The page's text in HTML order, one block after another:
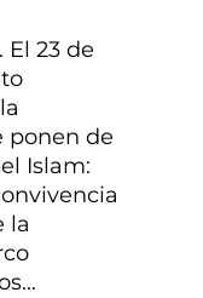
23 de
ponen de
Islam:
la